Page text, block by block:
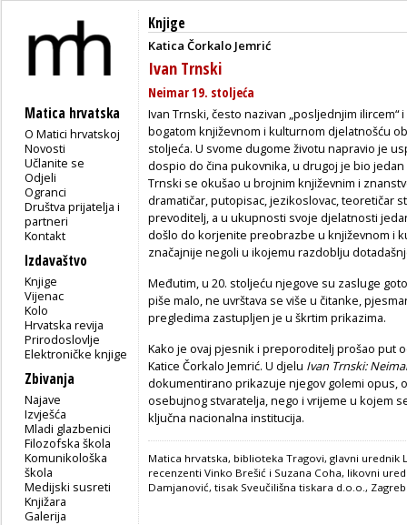
Matica hrvatska
O Matici hrvatskoj
Novosti
Učlanite se
Odjeli
Ogranci
Društva prijatelja i
partneri
Kontakt
Izdavaštvo
Knjige
Vijenac
Kolo
Hrvatska revija
Prirodoslovlje
Elektroničke knjige
Zbivanja
Najave
Izvješća
Mladi glazbenici
Filozofska škola
Komunikološka
škola
Medijski susreti
Knjižara
Galerija
Knjige
Katica Čorkalo Jemrić
Ivan Trnski
Neimar 19. stoljeća
Ivan Trnski, često nazivan „posljednjim
bogatom književnom i kulturnom djelatnošću
stoljeća. U svome dugome životu napravio je
dospio do čina pukovnika, u drugoj je bio
Trnski se okušao u brojnim književnim i
dramatičar, putopisac, jezikoslovac, teoretičar
prevoditelj, a u ukupnosti svoje djelatnosti
došlo do korjenite preobrazbe u književnom i
značajnije negoli u ikojemu razdoblju
Međutim, u 20. stoljeću njegove su zasluge
piše malo, ne uvrštava se više u čitanke,
pregledima zastupljen je u škrtim prikazima.
Kako je ovaj pjesnik i preporoditelj prošao put
Katice Čorkalo Jemrić. U djelu Ivan Trnski:
dokumentirano prikazuje njegov golemi opus,
osebujnog stvaratelja, nego i vrijeme u kojem
ključna nacionalna institucija.
Matica hrvatska, biblioteka Tragovi, glavni urednik
recenzenti Vinko Brešić i Suzana Coha, likovni
Damjanović, tisak Sveučilišna tiskara d.o.o.,